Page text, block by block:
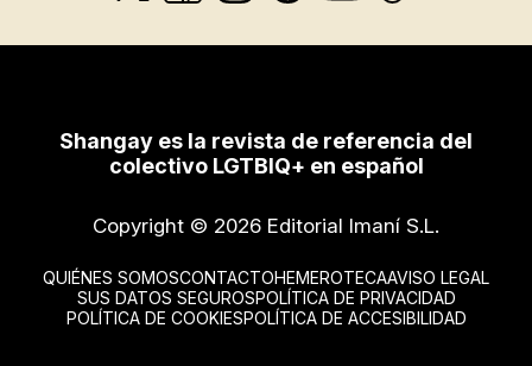
Shangay es la revista de referencia del
colectivo LGTBIQ+ en español
Copyright © 2026 Editorial Imaní S.L.
QUIÉNES SOMOSCONTACTOHEMEROTECAAVISO LEGAL
SUS DATOS SEGUROSPOLÍTICA DE PRIVACIDAD
POLÍTICA DE COOKIESPOLÍTICA DE ACCESIBILIDAD